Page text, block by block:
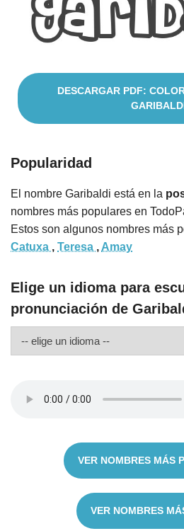
DESCARGAR PDF:
Popularidad
El nombre Garibaldi está en la
nombres más populares en
Estos son algunos nombres más
Catuxa , Teresa , Amay
Elige un idioma para
pronunciación de
VER NOMBRES MÁS
VER NOMBRES